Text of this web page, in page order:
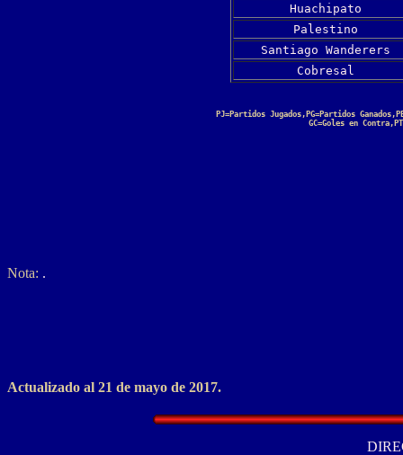
Huachipato
Palestino
Santiago Wanderers
Cobresal
PJ=Partidos Jugados,PG=Partidos
GC=Goles en
Nota: .
Actualizado al 21 de mayo de 2017.